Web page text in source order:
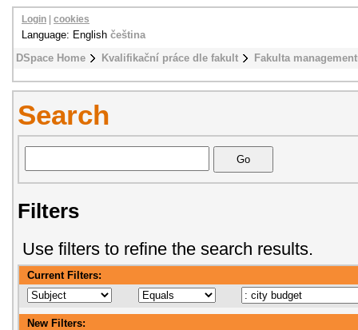
DSpace Home Kvalifikační práce dle fakult Fakulta
Login cookies
Language: English čeština
Search
Filters
Use filters to refine the search results.
Current Filters:
New Filters: